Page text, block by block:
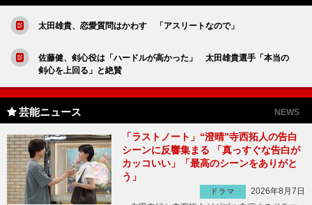
太田雄貴、恋愛質問はかわす 「アスリートなので」
佐藤健、剣心役は「ハードルが高かった」 太田雄貴選手「本当の
剣心を上回る」と絶賛
芸能ニュース NEWS
「ラストノート」“澄晴”寺西拓人の告白
シーンに反響集まる 「真っすぐな告白が
カッコいい」「最高のシーンをありがと
う」
ドラマ
2026年8月7日